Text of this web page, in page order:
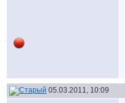
05.03.2011, 10:09